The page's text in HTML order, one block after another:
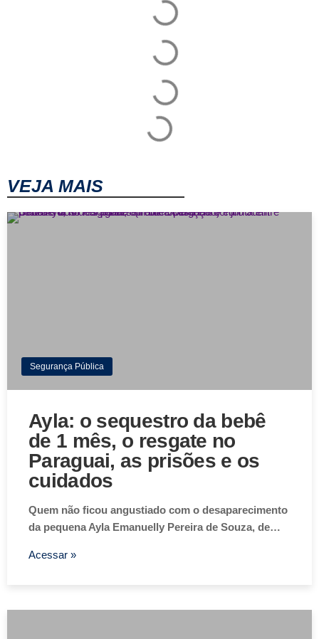
VEJA MAIS
Segurança Pública
Ayla: o sequestro da bebê
de 1 mês, o resgate no
Paraguai, as prisões e os
cuidados
Quem não ficou angustiado com o desaparecimento
da pequena Ayla Emanuelly Pereira de Souza, de…
Acessar »